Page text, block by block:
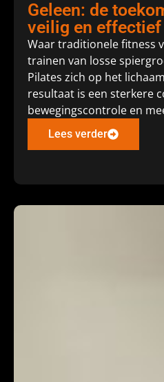
Geleen: de
veilig en effectief
Waar traditionele fitness
trainen van losse
Pilates zich op het
resultaat is een sterkere
bewegingscontrole en
Lees verder